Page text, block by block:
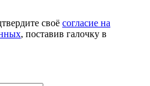
своё согласие на
, поставив галочку в